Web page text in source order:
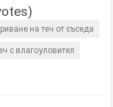
на теч от съседа
с влагоуловител